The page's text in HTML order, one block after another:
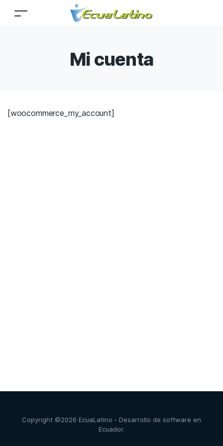
Mi cuenta
[woocommerce_my_account]
Copyright ©2026 EcuaLatino - Desarrollo de software en
Ecuador.